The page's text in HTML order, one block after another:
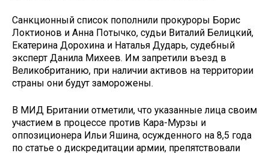
Санкционный список пополнили прокуроры Борис
Локтионов и Анна Потычко, судьи Виталий Белицкий,
Екатерина Дорохина и Наталья Дударь, судебный
эксперт Данила Михеев. Им запретили въезд в
Великобританию, при наличии активов на территории
страны они будут заморожены.
В МИД Британии отметили, что указанные лица своим
участием в процессе против Кара-Мурзы и
оппозиционера Ильи Яшина, осужденного на 8,5 года
по статье о дискредитации армии, препятствовали